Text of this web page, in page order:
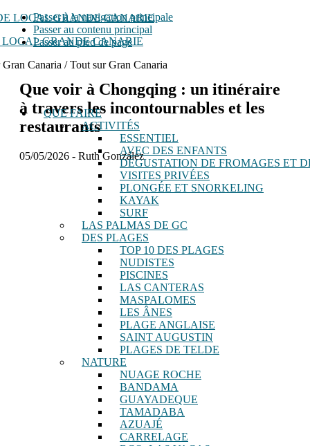
Passer à la navigation principale
Passer au contenu principal
Passer au pied de page
GRANDE CANARIE
Canaria / Tout sur Gran Canaria
QUE FAIRE
ACTIVITÉS
ESSENTIEL
AVEC DES ENFANTS
DÉGUSTATION DE FROMAGES ET
VISITES PRIVÉES
PLONGÉE ET SNORKELING
KAYAK
SURF
LAS PALMAS DE GC
DES PLAGES
TOP 10 DES PLAGES
NUDISTES
PISCINES
LAS CANTERAS
MASPALOMES
LES ÂNES
PLAGE ANGLAISE
SAINT AUGUSTIN
PLAGES DE TELDE
NATURE
NUAGE ROCHE
BANDAMA
GUAYADEQUE
TAMADABA
AZUAJÉ
CARRELAGE
Que voir à Chongqing : un itinéraire
à travers les incontournables et les
restaurants
05/05/2026 - Ruth González